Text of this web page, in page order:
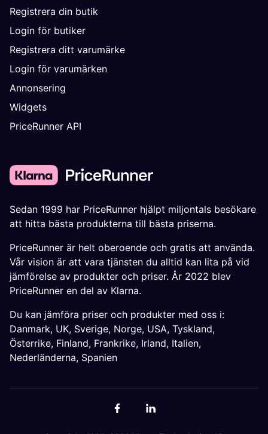
Registrera din butik
Login för butiker
Registrera ditt varumärke
Login för varumärken
Annonsering
Widgets
PriceRunner API
Sedan 1999 har PriceRunner hjälpt miljontals besökare
att hitta bästa produkterna till bästa priserna.
PriceRunner är helt oberoende och gratis att använda.
Vår vision är att vara tjänsten du alltid kan lita på vid
jämförelse av produkter och priser. År 2022 blev
PriceRunner en del av Klarna.
Du kan jämföra priser och produkter med oss i:
Danmark, UK, Sverige, Norge, USA, Tyskland,
Österrike, Finland, Frankrike, Irland, Italien,
Nederländerna, Spanien